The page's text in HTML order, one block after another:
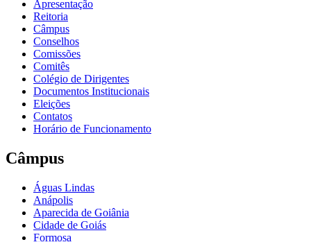
Apresentação
Reitoria
Câmpus
Conselhos
Comissões
Comitês
Colégio de Dirigentes
Documentos Institucionais
Eleições
Contatos
Horário de Funcionamento
Câmpus
Águas Lindas
Anápolis
Aparecida de Goiânia
Cidade de Goiás
Formosa